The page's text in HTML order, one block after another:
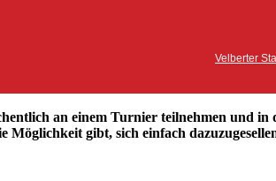
Velberter
an einem Turnier teilnehmen und in
Möglichkeit gibt, sich einfach